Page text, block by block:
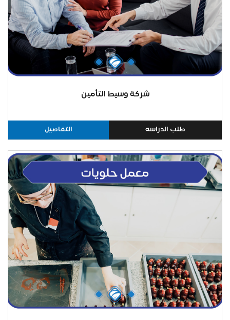
شركة وسيط التأمين
طلب الدراسه التفاصيل